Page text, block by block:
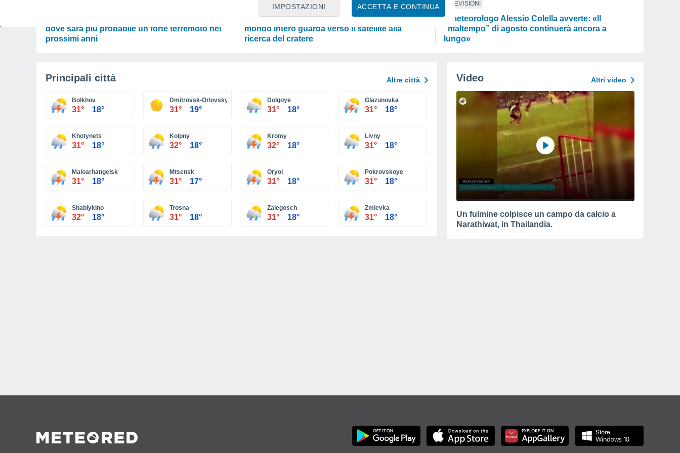
ACCETTA E CONTINUA
IMPOSTAZIONI
dove sarà più probabile un forte terremoto nei
prossimi anni
ASTRONOMIA
Il razzo SpaceX si schianta sulla Luna e il
mondo intero guarda verso il satellite alla
ricerca del cratere
PREVISIONI
Il meteorologo Alessio Colella avverte: «Il
“maltempo” di agosto continuerà ancora a
lungo»
Principali città Altre città
Bolkhov
31° 18°
Dmitrovsk-Orlovsky
31° 19°
Dolgoye
31° 18°
Glazunovka
31° 18°
Khotynets
31° 18°
Kolpny
32° 18°
Kromy
32° 18°
Livny
31° 18°
Maloarhangelsk
31° 18°
Mtsensk
31° 17°
Oryol
31° 18°
Pokrovskoye
31° 18°
Shablykino
32° 18°
Trosna
31° 18°
Zalegosch
31° 18°
Zmievka
31° 18°
Video Altri video
Un fulmine colpisce un campo da calcio a
Narathiwat, in Thailandia.